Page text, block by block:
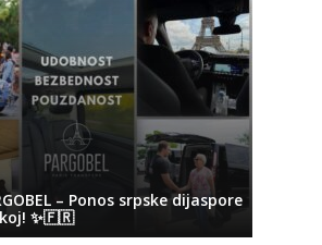
– Ponos srpske dijaspore
✨🇫🇷